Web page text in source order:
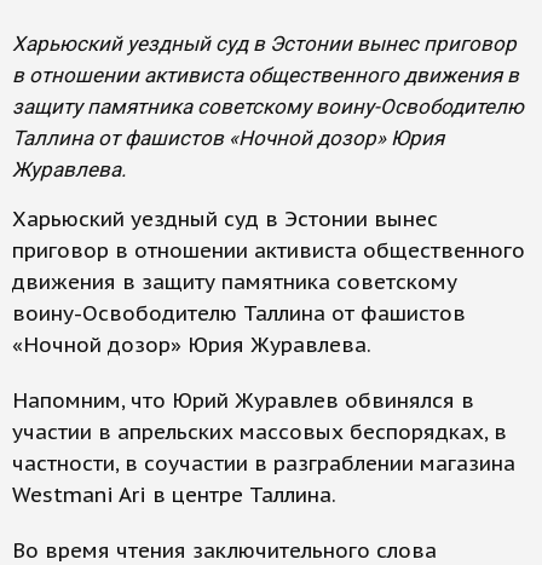
Харьюский уездный суд в Эстонии вынес приговор
в отношении активиста общественного движения в
защиту памятника советскому воину-Освободителю
Таллина от фашистов «Ночной дозор» Юрия
Журавлева.
Харьюский уездный суд в Эстонии вынес
приговор в отношении активиста общественного
движения в защиту памятника советскому
воину-Освободителю Таллина от фашистов
«Ночной дозор» Юрия Журавлева.
Напомним, что Юрий Журавлев обвинялся в
участии в апрельских массовых беспорядках, в
частности, в соучастии в разграблении магазина
Westmani Ari в центре Таллина.
Во время чтения заключительного слова